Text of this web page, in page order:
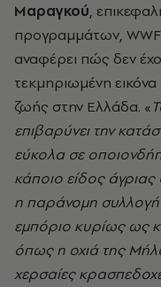
Μαραγκού,
προγραμμάτων,
αναφέρει πώς δεν
τεκμηριωμένη
ζωής στην Ελλάδα. «
επιβαρύνει την
εύκολα σε
κάποιο είδος άγριας
η παράνομη
εμπόριο κυρίως ως
όπως η οχιά της
χερσαίες